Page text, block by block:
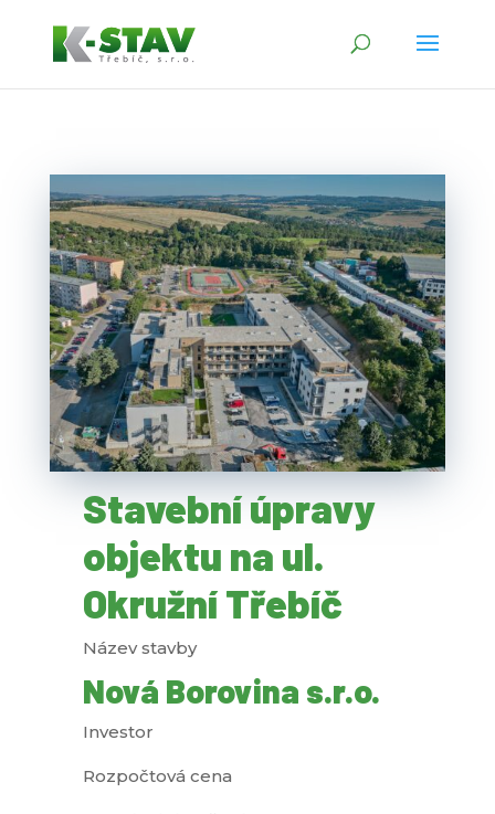
Stavební úpravy
objektu na ul.
Okružní Třebíč
Název stavby
Nová Borovina s.r.o.
Investor
Rozpočtová cena